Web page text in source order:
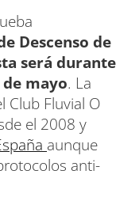
Descenso de
será durante
mayo. La
Club Fluvial O
el 2008 y
aunque
anti-